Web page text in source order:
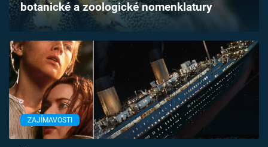
Sledujte prima+
Přihlášení
Sledujte nás
botanické a zoologické nomenklatury
ZAJÍMAVOSTI